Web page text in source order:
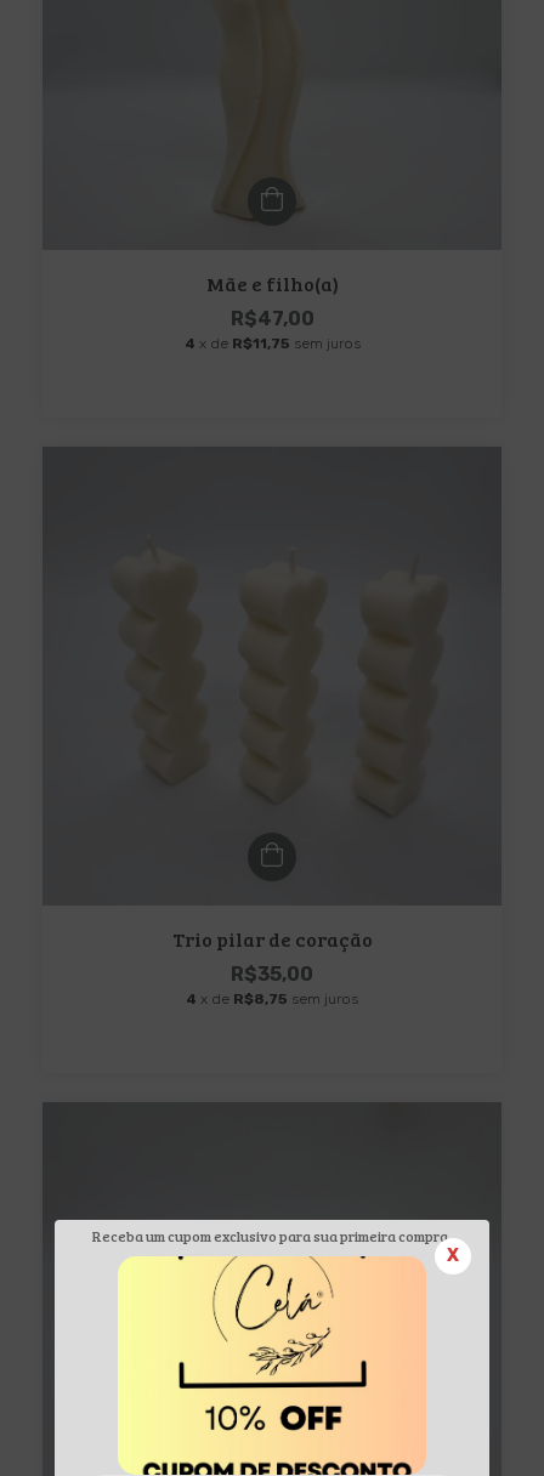
Receba um cupom exclusivo para sua primeira compra.
X
Mãe e filho(a)
R$47,00
4 x de R$11,75 sem juros
Trio pilar de coração
R$35,00
4 x de R$8,75 sem juros